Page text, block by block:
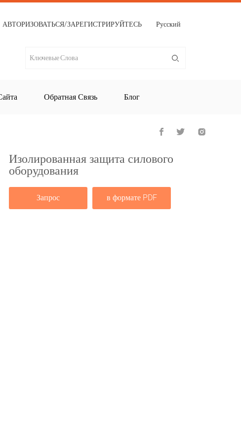
АВТОРИЗОВАТЬСЯ/ЗАРЕГИСТРИРУЙТЕСЬ Русский
Обратная Связь Блог
Изолированная защита силового
оборудования
Запрос в формате PDF